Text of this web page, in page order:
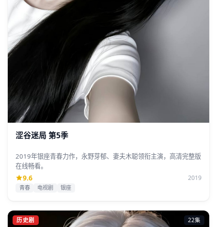
涩谷迷局 第5季
2019年银座青春力作，永野芽郁、妻夫木聪领衔主演，高清完整版
在线畅看。
9.6 2019
青春 电视剧 银座
历史剧 22集